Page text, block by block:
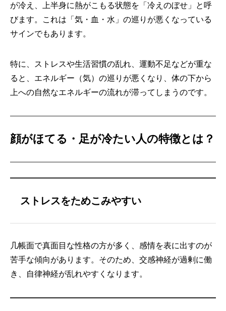
が冷え、上半身に熱がこもる状態を「冷えのぼせ」と呼
びます。これは「気・血・水」の巡りが悪くなっている
サインでもあります。
特に、ストレスや生活習慣の乱れ、運動不足などが重な
ると、エネルギー（気）の巡りが悪くなり、体の下から
上への自然なエネルギーの流れが滞ってしまうのです。
顔がほてる・足が冷たい人の特徴とは？
ストレスをためこみやすい
几帳面で真面目な性格の方が多く、感情を表に出すのが
苦手な傾向があります。そのため、交感神経が過剰に働
き、自律神経が乱れやすくなります。